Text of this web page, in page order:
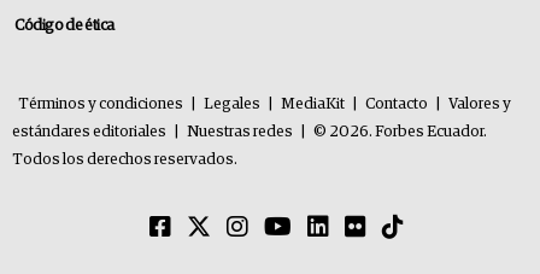
Código de ética
Términos y condiciones Legales MediaKit Contacto
Valores y
estándares editoriales
Nuestras redes
© 2026. Forbes Ecuador.
Todos los derechos reservados.